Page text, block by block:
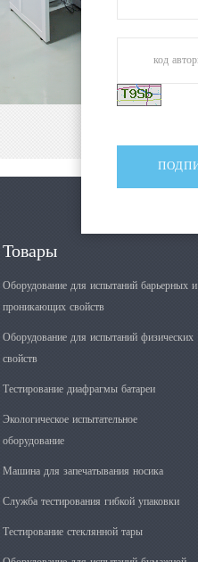
Товары
Оборудование для испытаний барьерных и
проникающих свойств
Оборудование для испытаний физических
свойств
Тестирование диафрагмы батареи
Экологическое испытательное
оборудование
Машина для запечатывания носика
Служба тестирования гибкой упаковки
Тестирование стеклянной тары